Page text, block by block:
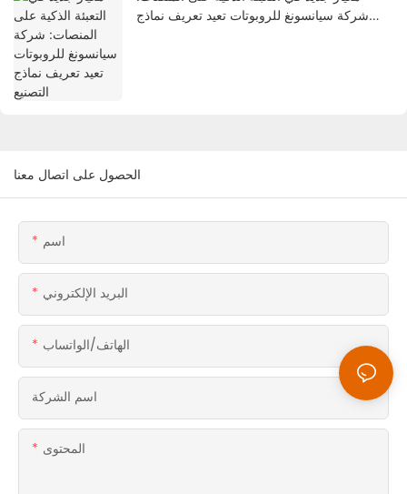
شركة سيانسونغ للروبوتات تعيد تعريف نماذج
الحصول على اتصال معنا
اسم
البريد الإلكتروني
الهاتف/الواتساب
اسم الشركة
المحتوى